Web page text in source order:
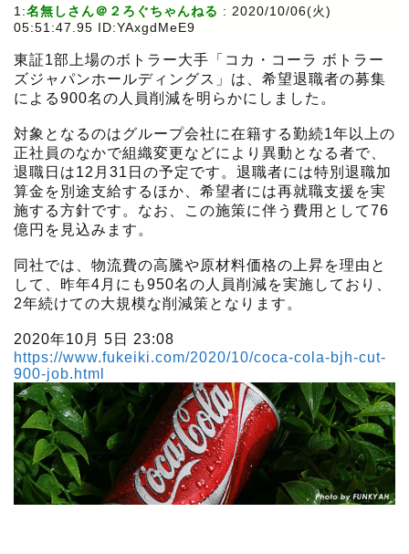
1:名無しさん＠２ろぐちゃんねる : 2020/10/06(火)
05:51:47.95 ID:YAxgdMeE9
東証1部上場のボトラー大手「コカ・コーラ ボトラー
ズジャパンホールディングス」は、希望退職者の募集
による900名の人員削減を明らかにしました。
対象となるのはグループ会社に在籍する勤続1年以上の
正社員のなかで組織変更などにより異動となる者で、
退職日は12月31日の予定です。退職者には特別退職加
算金を別途支給するほか、希望者には再就職支援を実
施する方針です。なお、この施策に伴う費用として76
億円を見込みます。
同社では、物流費の高騰や原材料価格の上昇を理由と
して、昨年4月にも950名の人員削減を実施しており、
2年続けての大規模な削減策となります。
2020年10月 5日 23:08
https://www.fukeiki.com/2020/10/coca-cola-bjh-cut-
900-job.html